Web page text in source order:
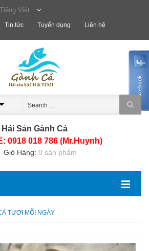
Tiếng Việt
Tin tức Tuyển dụng Liên hệ
Hải Sản Gành Cá
0918 018 786 (Mr.Huynh)
Giỏ Hàng: 0 sản phẩm
TƯƠI MỖI NGÀY